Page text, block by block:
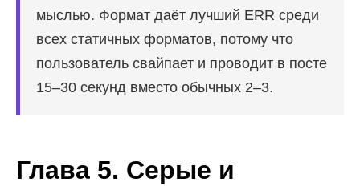
мыслью. Формат даёт лучший ERR среди
всех статичных форматов, потому что
пользователь свайпает и проводит в посте
15–30 секунд вместо обычных 2–3.
Глава 5. Серые и